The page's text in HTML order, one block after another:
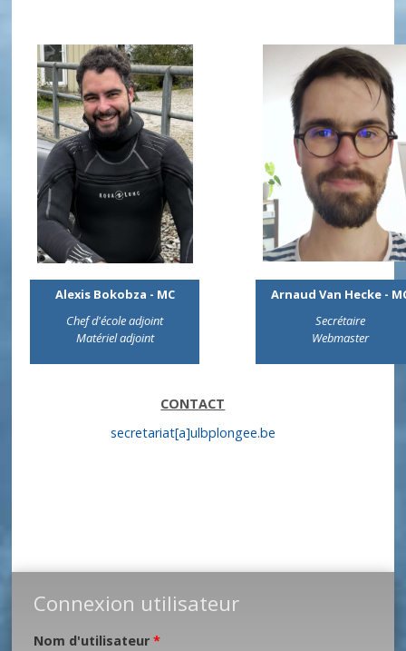
Alexis Bokobza - MC
Chef d'école adjoint
Matériel adjoint
Arnaud Van Hecke -
Secrétaire
Webmaster
CONTACT
secretariat[a]ulbplongee.be
Connexion utilisateur
Nom d'utilisateur*